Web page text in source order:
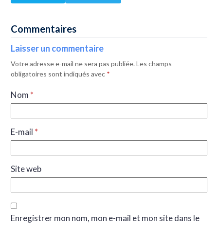
Commentaires
Laisser un commentaire
Votre adresse e-mail ne sera pas publiée. Les champs
obligatoires sont indiqués avec *
Nom *
E-mail *
Site web
Enregistrer mon nom, mon e-mail et mon site dans le